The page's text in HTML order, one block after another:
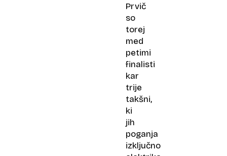
Prvič
so
torej
med
petimi
finalisti
kar
trije
takšni,
ki
jih
poganja
izključno